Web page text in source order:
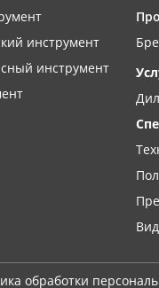
инструмент
инструмент
обработки